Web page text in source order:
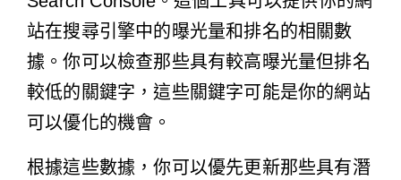
站在搜尋引擎中的曝光量和排名的相關數
據。你可以檢查那些具有較高曝光量但排名
較低的關鍵字，這些關鍵字可能是你的網站
可以優化的機會。
根據這些數據，你可以優先更新那些具有潛